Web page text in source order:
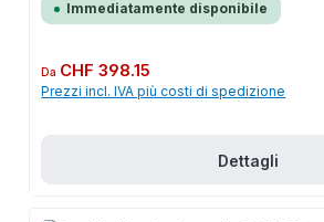
Immediatamente disponibile
Prezzo normale:
Da CHF 398.15
Prezzi incl. IVA più costi di spedizione
Dettagli